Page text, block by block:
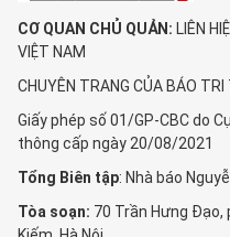
CƠ QUAN CHỦ QUẢN: LIÊN
VIỆT NAM
CHUYÊN TRANG CỦA BÁO TRI
Giấy phép số 01/GP-CBC do
thông cấp ngày 20/08/2021
Tổng Biên tập: Nhà báo
Tòa soạn: 70 Trần Hưng Đạo,